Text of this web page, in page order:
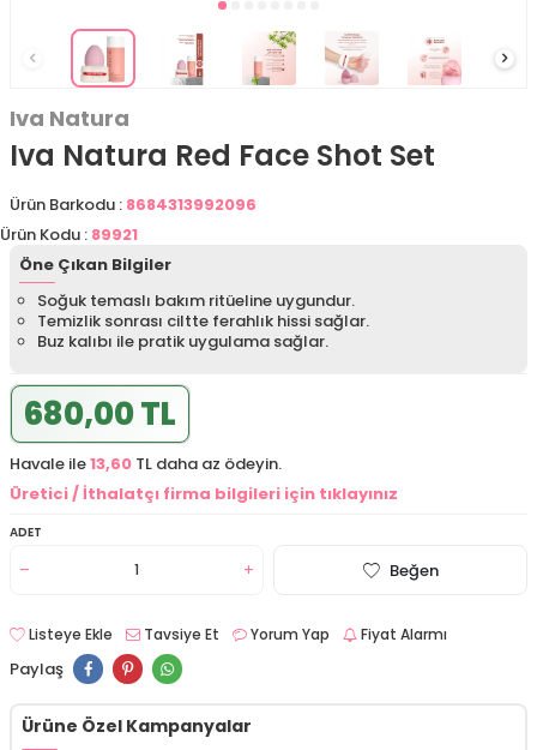
Iva Natura
Iva Natura Red Face Shot Set
Ürün Barkodu : 8684313992096
Ürün Kodu : 89921
Öne Çıkan Bilgiler
Soğuk temaslı bakım ritüeline uygundur.
Temizlik sonrası ciltte ferahlık hissi sağlar.
Buz kalıbı ile pratik uygulama sağlar.
680,00 TL
Havale ile13,60 TL daha az ödeyin.
Üretici / İthalatçı firma bilgileri için tıklayınız
ADET
Beğen
Listeye Ekle Tavsiye Et Yorum Yap Fiyat Alarmı
Paylaş
Ürüne Özel Kampanyalar